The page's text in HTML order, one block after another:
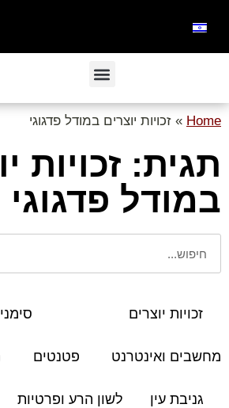
Home
» זכויות יוצרים במודל פדגוגי
תגית: זכויות
במודל פדגוגי
זכויות יוצרים
מחשבים ואינטרנט פטנטים
גניבת עין לשון הרע ופרטיות